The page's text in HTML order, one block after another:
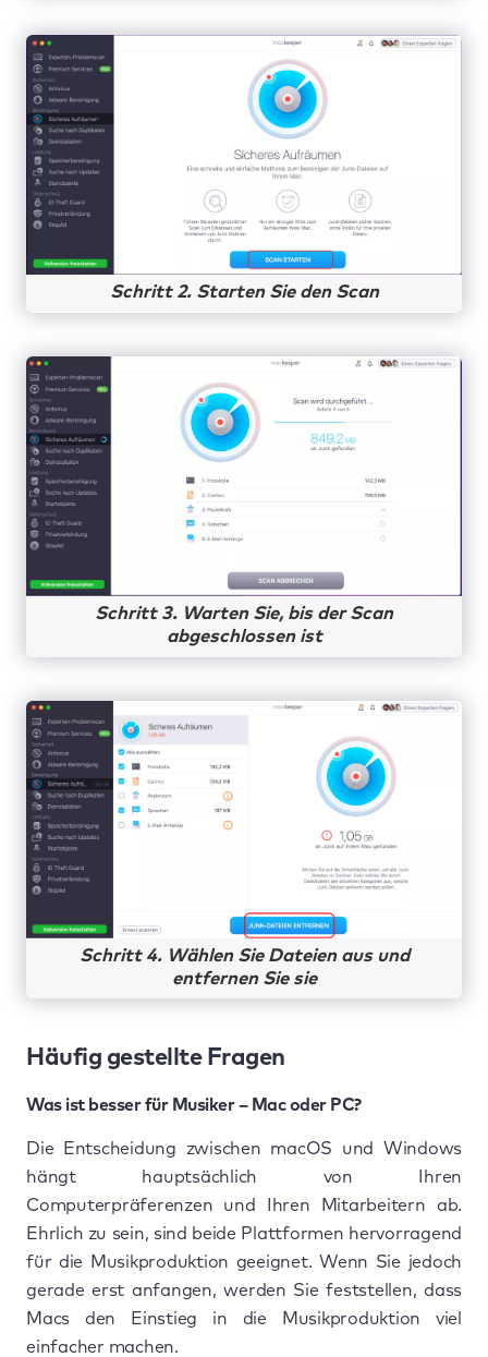
Schritt 2. Starten Sie den Scan
Schritt 3. Warten Sie, bis der Scan
abgeschlossen ist
Schritt 4. Wählen Sie Dateien aus und
entfernen Sie sie
Häufig gestellte Fragen
Was ist besser für Musiker – Mac oder PC?
Die Entscheidung zwischen macOS und Windows
hängt hauptsächlich von Ihren
Computerpräferenzen und Ihren Mitarbeitern ab.
Ehrlich zu sein, sind beide Plattformen hervorragend
für die Musikproduktion geeignet. Wenn Sie jedoch
gerade erst anfangen, werden Sie feststellen, dass
Macs den Einstieg in die Musikproduktion viel
einfacher machen.